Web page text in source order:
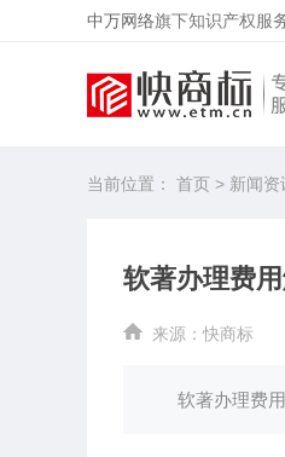
中万网络旗下知识产权服
当前位置： 首页 > 新闻资
软著办理费
来源： 快商标
软著办理费